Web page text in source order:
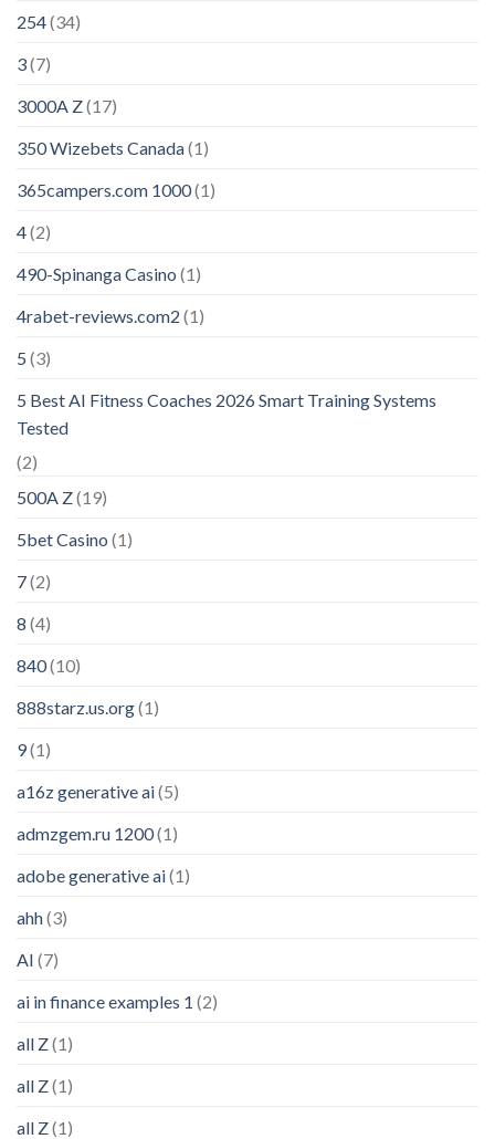
254(34)
3(7)
3000A Z(17)
350 Wizebets Canada(1)
365campers.com 1000(1)
4(2)
490-Spinanga Casino (1)
4rabet-reviews.com2 (1)
5 (3)
5 Best AI Fitness Coaches 2026 Smart Training Systems
Tested
(2)
500A Z(19)
5bet Casino (1)
7(2)
8 (4)
840(10)
888starz.us.org(1)
9(1)
a16z generative ai(5)
admzgem.ru 1200(1)
adobe generative ai(1)
ahh(3)
AI (7)
ai in finance examples 1 (2)
all Z(1)
all Z(1)
all Z(1)